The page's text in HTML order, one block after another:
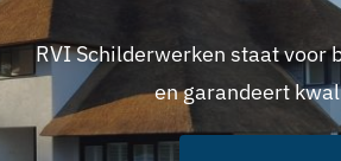
Portfolio
Over ons
RVI Schilderwerken staat voor
en garandeert